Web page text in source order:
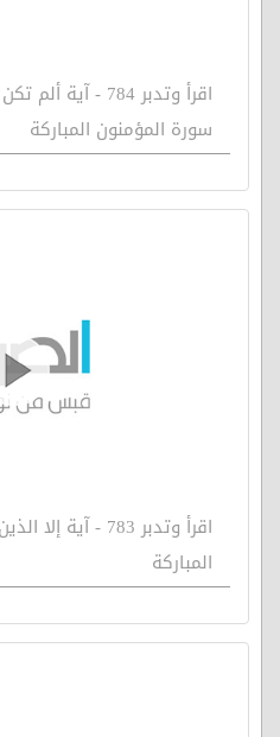
اقرأ وتدبر 784 -
سورة المؤمنون المباركة
اقرأ وتدبر 783 -
المباركة